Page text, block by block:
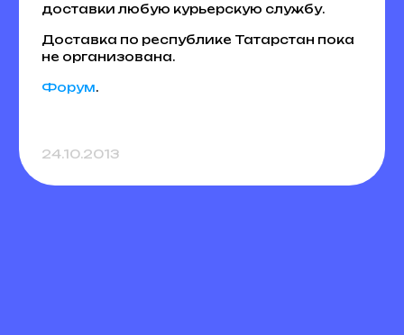
доставки любую курьерскую службу.
Доставка по республике Татарстан пока
не организована.
Форум.
24.10.2013